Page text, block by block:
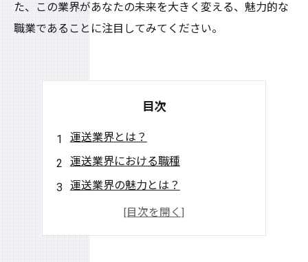
た、この業界があなたの未来を大きく変える、魅力的な
職業であることに注目してみてください。
目次
運送業界とは？
運送業界における職種
運送業界の魅力とは？
運送業界への転職について
運送業界でのキャリアアップの方法